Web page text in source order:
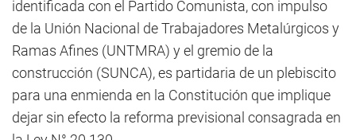
identificada con el Partido Comunista, con impulso
de la Unión Nacional de Trabajadores Metalúrgicos y
Ramas Afines (UNTMRA) y el gremio de la
construcción (SUNCA), es partidaria de un plebiscito
para una enmienda en la Constitución que implique
dejar sin efecto la reforma previsional consagrada en